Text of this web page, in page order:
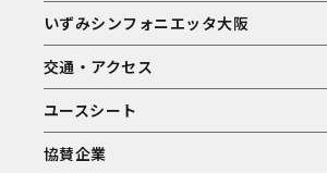
いずみシンフォニエッタ大阪
交通・アクセス
ユースシート
協賛企業